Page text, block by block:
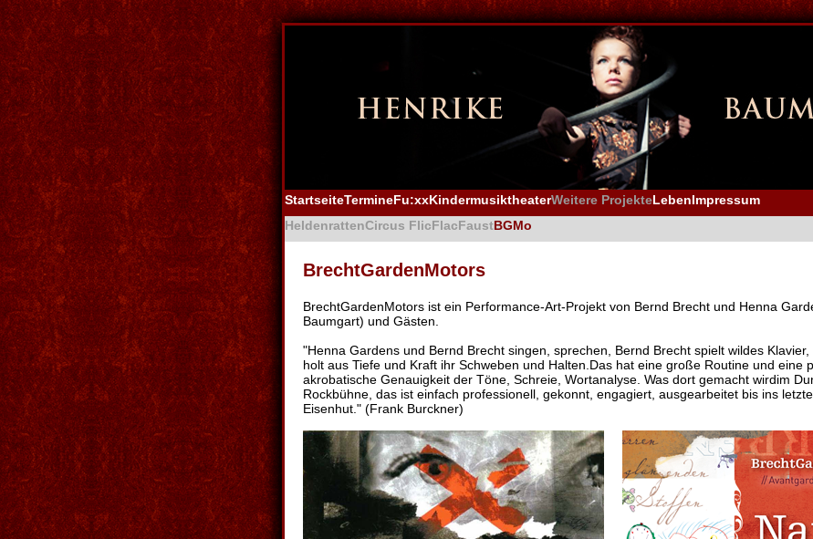
StartseiteTermineFu:xxKindermusiktheaterWeitere ProjekteLebenImpressum
HeldenrattenCircus FlicFlacFaustBGMo
BrechtGardenMotors
BrechtGardenMotors ist ein Performance-Art-Projekt von Bernd Brecht und Henna
Baumgart) und Gästen.
"Henna Gardens und Bernd Brecht singen, sprechen, Bernd Brecht spielt wildes
holt aus Tiefe und Kraft ihr Schweben und Halten.Das hat eine große Routine und eine
akrobatische Genauigkeit der Töne, Schreie, Wortanalyse. Was dort gemacht wirdim
Rockbühne, das ist einfach professionell, gekonnt, engagiert, ausgearbeitet bis ins
Eisenhut." (Frank Burckner)